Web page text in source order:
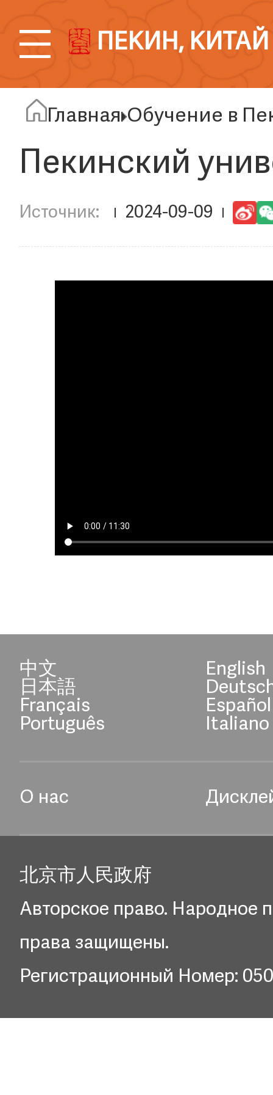
ПЕКИН, КИТАЙ
Главная Обучение в
Пекинский
2024-09-09
中文 English
日本語
Français Español
Português Italiano
О нас
北京市人民政府
Авторское право. Народное
права защищены.
Регистрационный Номер: